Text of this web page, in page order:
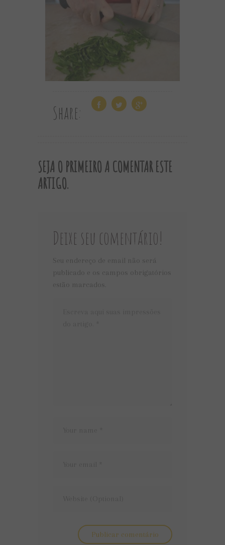
Share:
SEJA O PRIMEIRO A COMENTAR ESTE
ARTIGO.
Deixe seu comentário!
Seu endereço de email não será
publicado e os campos obrigatórios
estão marcados.